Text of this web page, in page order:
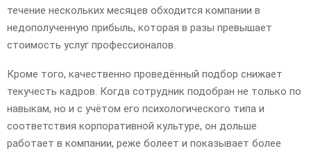
течение нескольких месяцев обходится компании в
недополученную прибыль, которая в разы превышает
стоимость услуг профессионалов.
Кроме того, качественно проведённый подбор снижает
текучесть кадров. Когда сотрудник подобран не только по
навыкам, но и с учётом его психологического типа и
соответствия корпоративной культуре, он дольше
работает в компании, реже болеет и показывает более